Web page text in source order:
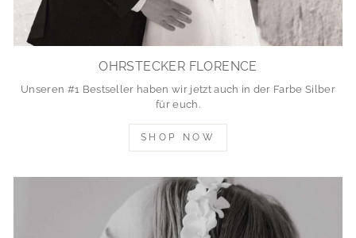
OHRSTECKER FLORENCE
Unseren #1 Bestseller haben wir jetzt auch in der Farbe Silber
für euch.
SHOP NOW